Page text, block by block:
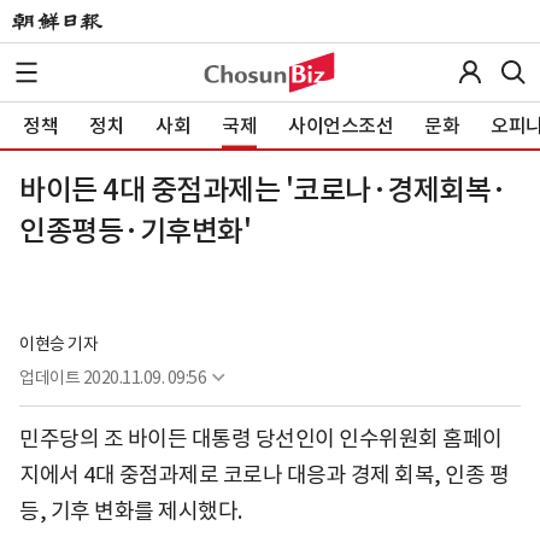
정책 정치 사회 국제 사이언스조선 문화 오피
바이든 4대 중점과제는 '코로나·경제회복·
인종평등·기후변화'
이현승 기자
업데이트 2020.11.09. 09:56
민주당의 조 바이든 대통령 당선인이 인수위원회 홈페이
지에서 4대 중점과제로 코로나 대응과 경제 회복, 인종 평
등, 기후 변화를 제시했다.